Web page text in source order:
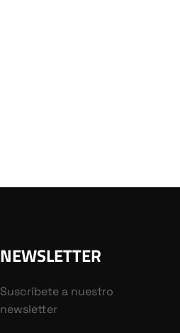
NEWSLETTER
Suscríbete a nuestro
newsletter